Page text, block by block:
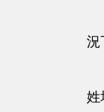
況
姓